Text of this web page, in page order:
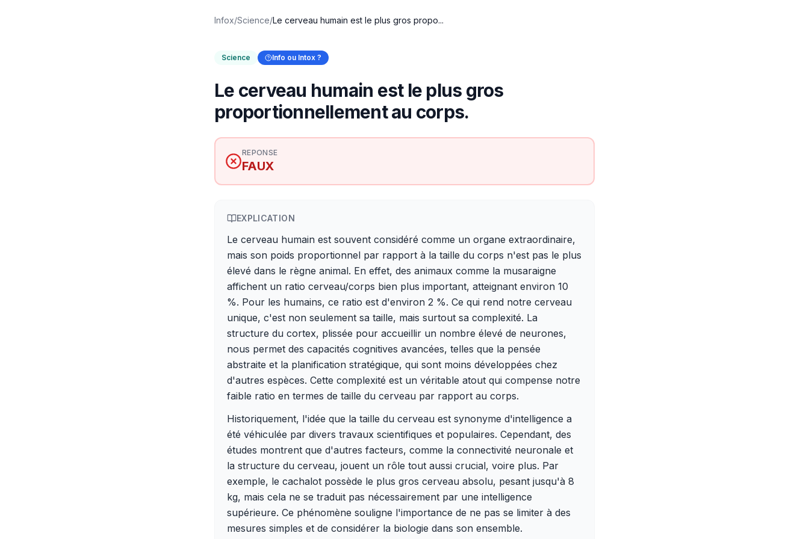
Infox/Science/Le cerveau humain est le plus gros propo...
Science Info ou Intox ?
Le cerveau humain est le plus gros
proportionnellement au corps.
REPONSE
FAUX
EXPLICATION
Le cerveau humain est souvent considéré comme un organe extraordinaire,
mais son poids proportionnel par rapport à la taille du corps n'est pas le plus
élevé dans le règne animal. En effet, des animaux comme la musaraigne
affichent un ratio cerveau/corps bien plus important, atteignant environ 10
%. Pour les humains, ce ratio est d'environ 2 %. Ce qui rend notre cerveau
unique, c'est non seulement sa taille, mais surtout sa complexité. La
structure du cortex, plissée pour accueillir un nombre élevé de neurones,
nous permet des capacités cognitives avancées, telles que la pensée
abstraite et la planification stratégique, qui sont moins développées chez
d'autres espèces. Cette complexité est un véritable atout qui compense notre
faible ratio en termes de taille du cerveau par rapport au corps.
Historiquement, l'idée que la taille du cerveau est synonyme d'intelligence a
été véhiculée par divers travaux scientifiques et populaires. Cependant, des
études montrent que d'autres facteurs, comme la connectivité neuronale et
la structure du cerveau, jouent un rôle tout aussi crucial, voire plus. Par
exemple, le cachalot possède le plus gros cerveau absolu, pesant jusqu'à 8
kg, mais cela ne se traduit pas nécessairement par une intelligence
supérieure. Ce phénomène souligne l'importance de ne pas se limiter à des
mesures simples et de considérer la biologie dans son ensemble.